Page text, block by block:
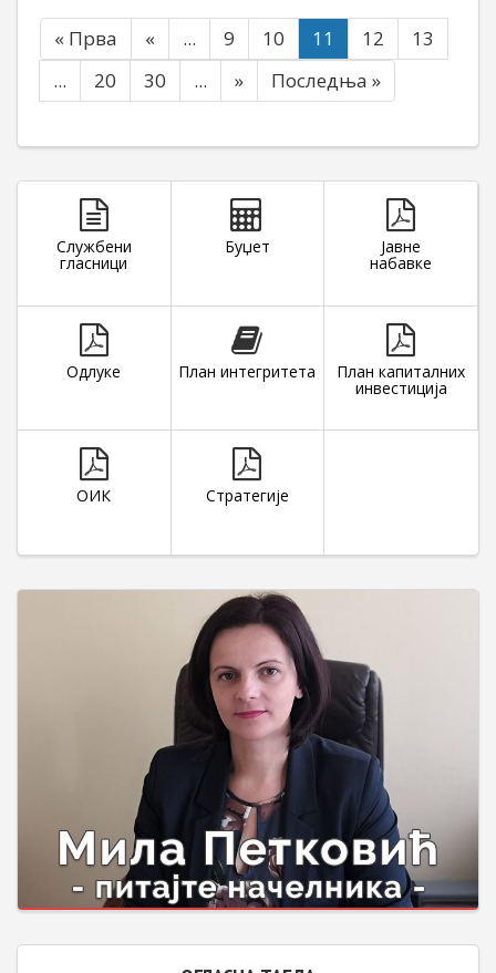
« Прва « ... 9 10 11 12
13
...
20 30 ... » Последња »
Службени
гласници
Буџет Јавне
набавке
Одлуке План интегритета План капиталних
инвестиција
ОИК Стратегије